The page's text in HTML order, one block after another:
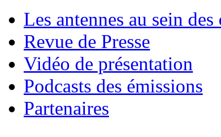
Les antennes au sein des
Revue de Presse
Vidéo de présentation
Podcasts des émissions
Partenaires